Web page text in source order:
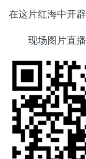
在这片红海中开
现场图片直播